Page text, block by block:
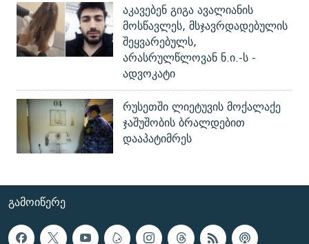
აკავებენ გიგა ავალიანის
მოსწავლეს, მსჯავრდადებულის
შეყვარებულს,
არასრულწლოვან ნ.ი.-ს -
ადვოკატი
რუსეთში ლიეტუვის მოქალაქე
ჯაშუშობის ბრალდებით
დააპატიმრეს
ᲒᲐᲛᲝᲘᲬᲔᲠᲔ